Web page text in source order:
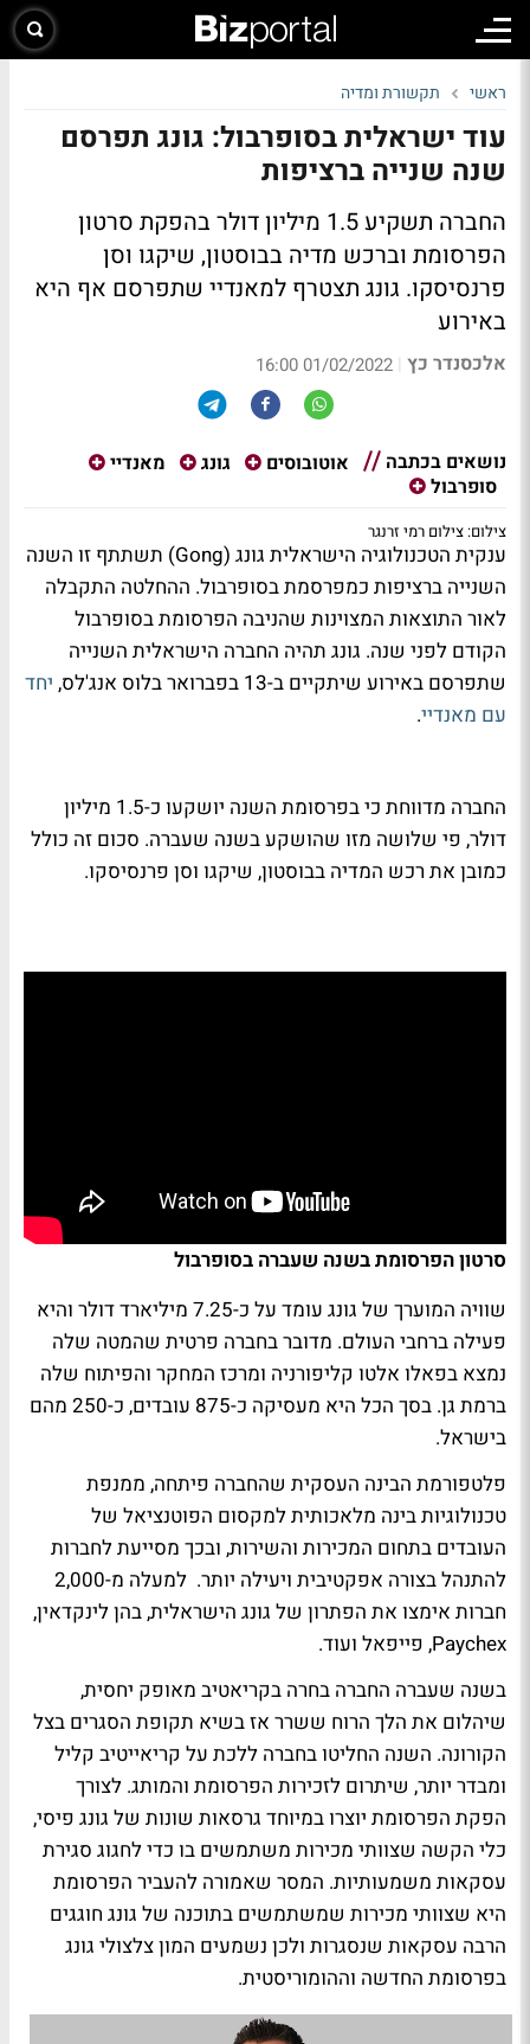
ראשי תקשורת ומדיה
עוד ישראלית בסופרבול: גונג תפרסם
שנה שנייה ברציפות
החברה תשקיע 1.5 מיליון דולר בהפקת סרטון
הפרסומת וברכש מדיה בבוסטון, שיקגו וסן
פרנסיסקו. גונג תצטרף למאנדיי שתפרסם אף היא
באירוע
אלכסנדר כץ |
01/02/2022 16:00
נושאים בכתבה אוטובוסים גונג
מאנדיי
סופרבול
צילום: צילום רמי זרנגר
ענקית הטכנולוגיה הישראלית גונג (Gong) תשתתף זו השנה
השנייה ברציפות כמפרסמת בסופרבול. ההחלטה התקבלה
לאור התוצאות המצוינות שהניבה הפרסומת בסופרבול
הקודם לפני שנה. גונג תהיה החברה הישראלית השנייה
שתפרסם באירוע שיתקיים ב-13 בפברואר בלוס אנג'לס,
יחד
עם מאנדיי.
החברה מדווחת כי בפרסומת השנה יושקעו כ-1.5 מיליון
דולר, פי שלושה מזו שהושקע בשנה שעברה. סכום זה כולל
כמובן את רכש המדיה בבוסטון, שיקגו וסן פרנסיסקו.
סרטון הפרסומת בשנה שעברה בסופרבול
שוויה המוערך של גונג עומד על כ-7.25 מיליארד דולר והיא
פעילה ברחבי העולם. מדובר בחברה פרטית שהמטה שלה
נמצא בפאלו אלטו קליפורניה ומרכז המחקר והפיתוח שלה
ברמת גן. בסך הכל היא מעסיקה כ-875 עובדים, כ-250 מהם
בישראל.
פלטפורמת הבינה העסקית שהחברה פיתחה, ממנפת
טכנולוגיות בינה מלאכותית למקסום הפוטנציאל של
העובדים בתחום המכירות והשירות, ובכך מסייעת לחברות
להתנהל בצורה אפקטיבית ויעילה יותר. למעלה מ-2,000
חברות אימצו את הפתרון של גונג הישראלית, בהן לינקדאין,
Paychex, פייפאל ועוד.
בשנה שעברה החברה בחרה בקריאטיב מאופק יחסית,
שיהלום את הלך הרוח ששרר אז בשיא תקופת הסגרים בצל
הקורונה. השנה החליטו בחברה ללכת על קריאייטיב קליל
ומבדר יותר, שיתרום לזכירות הפרסומת והמותג. לצורך
הפקת הפרסומת יוצרו במיוחד גרסאות שונות של גונג פיסי,
כלי הקשה שצוותי מכירות משתמשים בו כדי לחגוג סגירת
עסקאות משמעותיות. המסר שאמורה להעביר הפרסומת
היא שצוותי מכירות שמשתמשים בתוכנה של גונג חוגגים
הרבה עסקאות שנסגרות ולכן נשמעים המון צלצולי גונג
בפרסומת החדשה וההומוריסטית.